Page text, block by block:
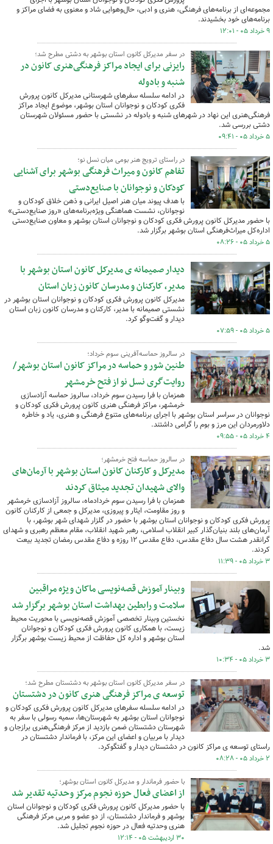
مجموعه‌ای از برنامه‌های فرهنگی، هنری و ادبی، حال‌وهوایی شاد و معنوی به فضای مراکز و
برنامه‌های خود بخشیدند.
۹ خرداد ۰۵ - ۱۲:۰۱
در سفر مدیرکل کانون استان بوشهر به دشتی مطرح شد؛
رایزنی برای ایجاد مراکز فرهنگی‌هنری کانون در
شنبه و بادوله
در ادامه سلسله سفرهای شهرستانی مدیرکل کانون پرورش
فکری کودکان و نوجوانان استان بوشهر، موضوع ایجاد مراکز
فرهنگی‌هنری این نهاد در شهرهای شنبه و بادوله در نشستی با حضور مسئولان شهرستان
دشتی بررسی شد.
۵ خرداد ۰۵ - ۰۹:۴۱
در راستای ترویج هنر بومی میان نسل نو؛
تفاهم کانون و میراث فرهنگی بوشهر برای آشنایی
کودکان و نوجوانان با صنایع‌دستی
با هدف پیوند میان هنر اصیل ایرانی و ذهن خلاق کودکان و
نوجوانان، نشست هماهنگی ویژه‌برنامه‌های «روز صنایع‌دستی»
با حضور مدیرکل کانون پرورش فکری کودکان و نوجوانان استان بوشهر و معاون صنایع‌دستی
اداره‌کل میراث‌فرهنگی استان بوشهر برگزار شد.
۵ خرداد ۰۵ - ۰۸:۲۶
دیدار صمیمانه ی مدیرکل کانون استان بوشهر با
مدیر، کارکنان و مدرسان کانون زبان استان
مدیرکل کانون پرورش فکری کودکان و نوجوانان استان بوشهر در
نشستی صمیمانه با مدیر، کارکنان و مدرسان کانون زبان استان
دیدار و گفت‌وگو کرد.
۵ خرداد ۰۵ - ۰۷:۵۹
در سالروز حماسه‌آفرینی سوم خرداد؛
طنین شور و حماسه در مراکز کانون استان بوشهر/
روایت‌گری نسل نو از فتح خرمشهر
همزمان با فرا رسیدن سوم خرداد، سالروز حماسه آزادسازی
خرمشهر، مراکز فرهنگی هنری کانون پرورش فکری کودکان و
نوجوانان در سراسر استان بوشهر با اجرای برنامه‌های متنوع فرهنگی و هنری، یاد و خاطره
دلاورمردان این مرز و بوم را گرامی داشتند.
۴ خرداد ۰۵ - ۰۹:۵۵
در سالروز حماسه فتح خرمشهر؛
مدیرکل و کارکنان کانون استان بوشهر با آرمان‌های
والای شهیدان تجدید میثاق کردند
همزمان با فرا رسیدن سوم خردادماه، سالروز آزادسازی خرمشهر
و روز مقاومت، ایثار و پیروزی، مدیرکل و جمعی از کارکنان کانون
پرورش فکری کودکان و نوجوانان استان بوشهر با حضور در گلزار شهدای شهر بوشهر، با
آرمان‌های بلند بنیان‌گذار کبیر انقلاب اسلامی، رهبر شهید انقلاب، مقام معظم رهبری و شهدای
گرانقدر هشت سال دفاع مقدس، دفاع مقدس ۱۲ روزه و دفاع مقدس رمضان تجدید بیعت
کردند.
۳ خرداد ۰۵ - ۱۱:۳۹
وبینار آموزش قصه‌نویسی ماکان ویژه مراقبین
سلامت و رابطین بهداشت استان بوشهر برگزار شد
نخستین وبینار تخصصی آموزش قصه‌نویسی با محوریت محیط
زیست، با همکاری کانون پرورش فکری کودکان و نوجوانان
استان بوشهر و اداره کل حفاظت از محیط زیست بوشهر برگزار
شد.
۳ خرداد ۰۵ - ۱۰:۳۴
در سفر مدیرکل کانون استان بوشهر به دشتستان مطرح شد؛
توسعه ی مراکز فرهنگی هنری کانون در دشتستان
در ادامه سلسله سفرهای مدیرکل کانون پرورش فکری کودکان و
نوجوانان استان بوشهر به شهرستان‌ها، سمیه رسولی با سفر به
شهرستان دشتستان ضمن بازدید از مرکز فرهنگی‌هنری برازجان و
دیدار با مربیان و اعضای این مرکز، با فرماندار دشتستان در
راستای توسعه ی مراکز کانون در دشتستان دیدار و گفتگوکرد.
۲ خرداد ۰۵ - ۰۸:۲۸
با حضور فرماندار و مدیرکل کانون استان بوشهر؛
از اعضای فعال حوزه نجوم مرکز وحدتیه تقدیر شد
با حضور مدیرکل کانون پرورش فکری کودکان و نوجوانان استان
بوشهر و فرماندار دشتستان، از دو عضو و مربی مرکز فرهنگی
هنری وحدتیه فعال در حوزه نجوم تجلیل شد.
۳۰ اردیبهشت ۰۵ - ۱۲:۱۴